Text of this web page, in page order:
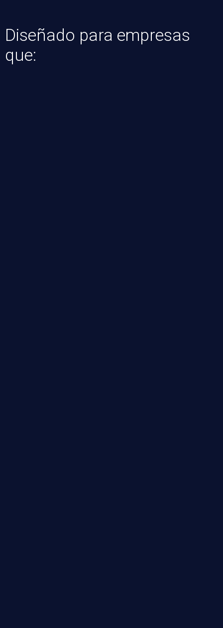
Diseñado para empresas
que: